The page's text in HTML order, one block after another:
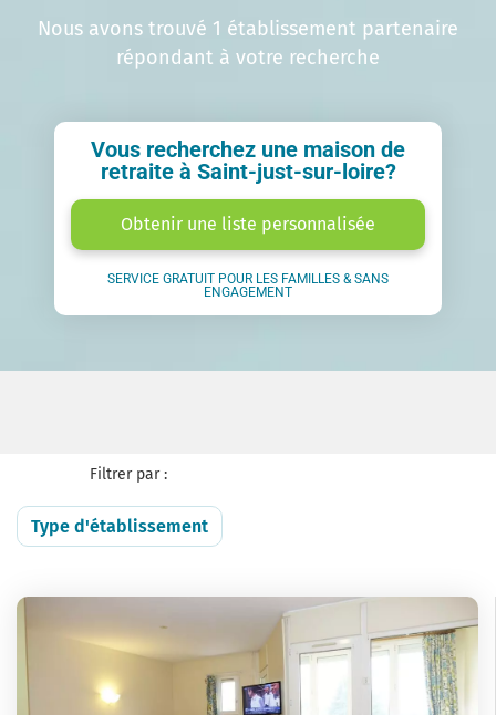
Nous avons trouvé 1 établissement partenaire
répondant à votre recherche
Vous recherchez une maison de
retraite à Saint-just-sur-loire?
Obtenir une liste personnalisée
SERVICE GRATUIT POUR LES FAMILLES & SANS
ENGAGEMENT
Filtrer par :
Type d'établissement